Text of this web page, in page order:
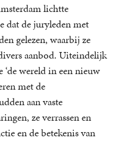
lichtte
dat de juryleden met
gelezen, waarbij ze
aanbod. Uiteindelijk
wereld in een nieuw
met de
aan vaste
ze verrassen en
en de betekenis van